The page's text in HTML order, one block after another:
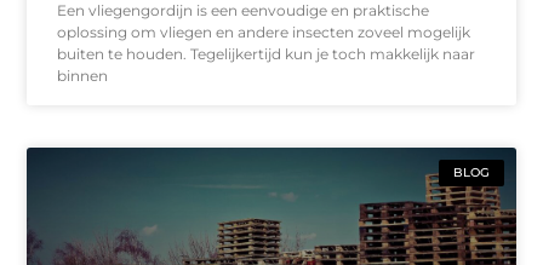
Een vliegengordijn is een eenvoudige en praktische
oplossing om vliegen en andere insecten zoveel mogelijk
buiten te houden. Tegelijkertijd kun je toch makkelijk naar
binnen
BLOG